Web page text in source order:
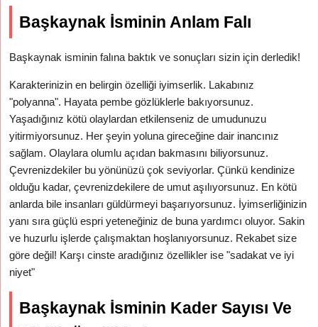
Başkaynak İsminin Anlam Falı
Başkaynak isminin falına baktık ve sonuçları sizin için derledik!
Karakterinizin en belirgin özelliği iyimserlik. Lakabınız
"polyanna". Hayata pembe gözlüklerle bakıyorsunuz.
Yaşadığınız kötü olaylardan etkilenseniz de umudunuzu
yitirmiyorsunuz. Her şeyin yoluna gireceğine dair inancınız
sağlam. Olaylara olumlu açıdan bakmasını biliyorsunuz.
Çevrenizdekiler bu yönünüzü çok seviyorlar. Çünkü kendinize
olduğu kadar, çevrenizdekilere de umut aşılıyorsunuz. En kötü
anlarda bile insanları güldürmeyi başarıyorsunuz. İyimserliğinizin
yanı sıra güçlü espri yeteneğiniz de buna yardımcı oluyor. Sakin
ve huzurlu işlerde çalışmaktan hoşlanıyorsunuz. Rekabet size
göre değil! Karşı cinste aradığınız özellikler ise "sadakat ve iyi
niyet"
Başkaynak İsminin Kader Sayısı Ve